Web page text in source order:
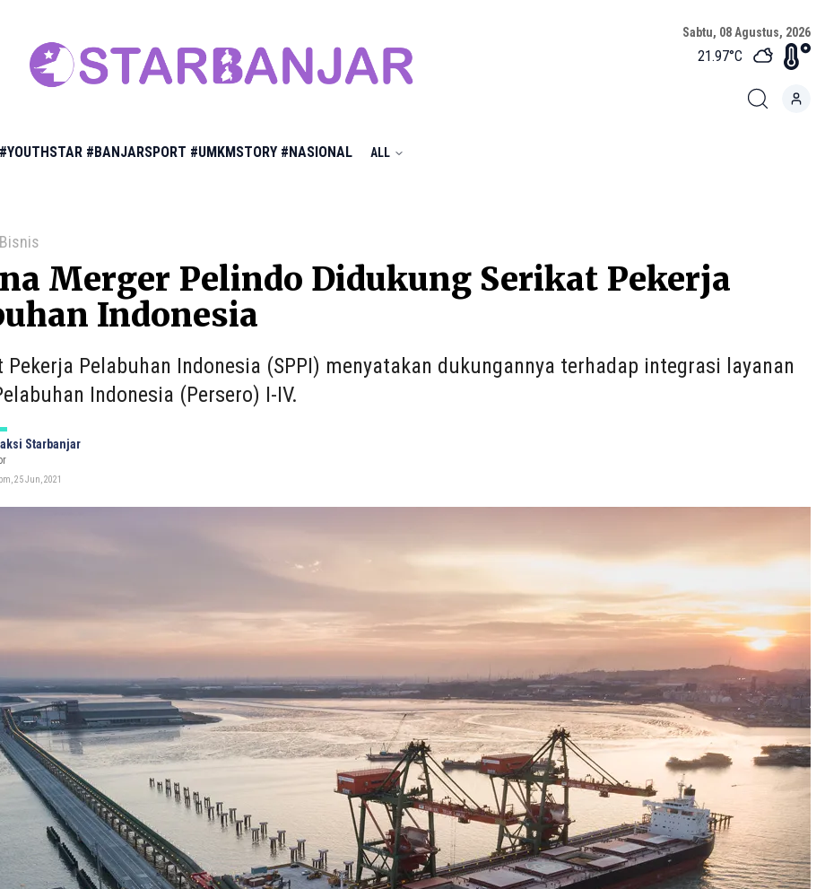
Sabtu, 08 Agustus, 2026
21.97°C
#YOUTHSTAR #BANJARSPORT #UMKMSTORY #NASIONAL ALL
Merger Pelindo Didukung Serikat Pekerja
Indonesia
Pekerja Pelabuhan Indonesia (SPPI) menyatakan dukungannya terhadap integrasi layanan
Indonesia (Persero) I-IV.
Starbanjar
25 Jun, 2021